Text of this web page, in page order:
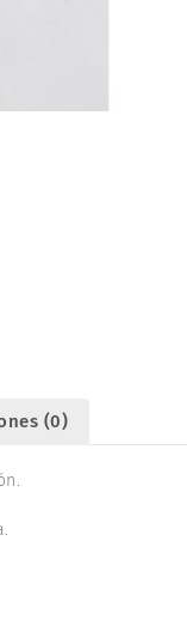
(0)